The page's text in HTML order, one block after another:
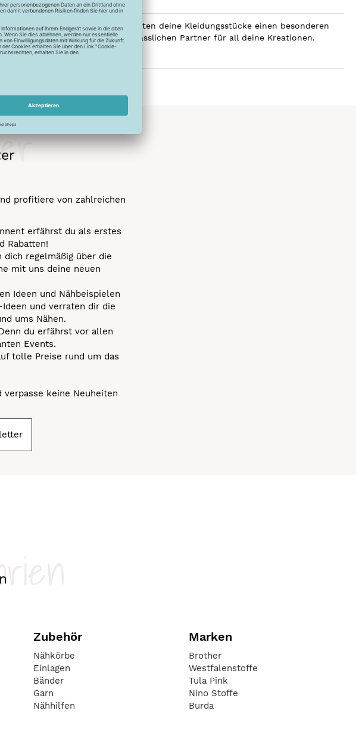
Universalfaden SERALON erhalten deine Kleidungsstücke einen besonderen
den Allesnäher zum verlässlichen Partner für all deine Kreationen.
profitiere von zahlreichen
erfährst du als erstes
Rabatten!
regelmäßig über die
mit uns deine neuen
Ideen und Nähbeispielen
und verraten dir die
ums Nähen.
du erfährst vor allen
Events.
tolle Preise rund um das
keine Neuheiten
Zubehör
Nähkörbe
Einlagen
Bänder
Garn
Nähhilfen
Marken
Brother
Westfalenstoffe
Tula Pink
Nino Stoffe
Burda